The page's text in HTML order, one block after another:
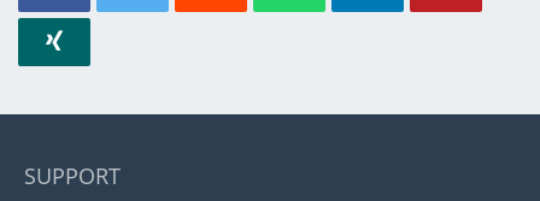
SUPPORT